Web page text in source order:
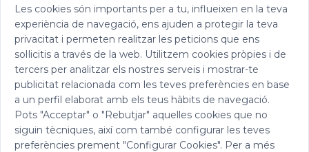
Les cookies són importants per a tu, influeixen en la teva
experiència de navegació, ens ajuden a protegir la teva
privacitat i permeten realitzar les peticions que ens
sol·licitis a través de la web. Utilitzem cookies pròpies i de
tercers per analitzar els nostres serveis i mostrar-te
publicitat relacionada com les teves preferències en base
a un perfil elaborat amb els teus hàbits de navegació.
Pots "Acceptar" o "Rebutjar" aquelles cookies que no
siguin tècniques, així com també configurar les teves
preferències prement "Configurar Cookies". Per a més